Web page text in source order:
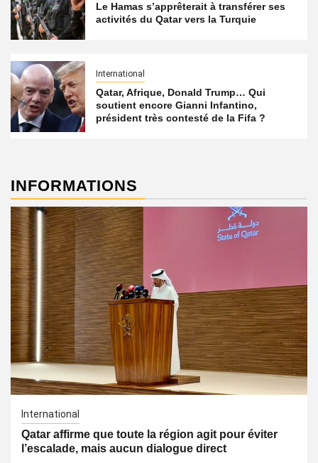
Le Hamas s’apprêterait à transférer ses
activités du Qatar vers la Turquie
International
Qatar, Afrique, Donald Trump… Qui
soutient encore Gianni Infantino,
président très contesté de la Fifa ?
INFORMATIONS
International
Qatar affirme que toute la région agit pour éviter
l’escalade, mais aucun dialogue direct